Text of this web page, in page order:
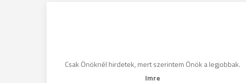
Csak Önöknél hirdetek, mert szerintem Önök a legjobbak.
Imre